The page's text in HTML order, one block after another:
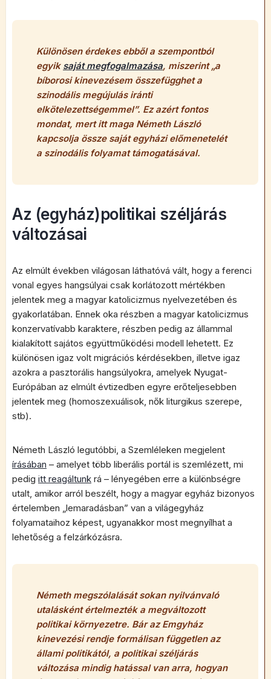
Különösen érdekes ebből a szempontból
egyik saját megfogalmazása, miszerint „a
bíborosi kinevezésem összefügghet a
szinodális megújulás iránti
elkötelezettségemmel”. Ez azért fontos
mondat, mert itt maga Németh László
kapcsolja össze saját egyházi előmenetelét
a szinodális folyamat támogatásával.
Az (egyház)politikai széljárás
változásai
Az elmúlt években világosan láthatóvá vált, hogy a ferenci
vonal egyes hangsúlyai csak korlátozott mértékben
jelentek meg a magyar katolicizmus nyelvezetében és
gyakorlatában. Ennek oka részben a magyar katolicizmus
konzervatívabb karaktere, részben pedig az állammal
kialakított sajátos együttműködési modell lehetett. Ez
különösen igaz volt migrációs kérdésekben, illetve igaz
azokra a pasztorális hangsúlyokra, amelyek Nyugat-
Európában az elmúlt évtizedben egyre erőteljesebben
jelentek meg (homoszexuálisok, nők liturgikus szerepe,
stb).
Németh László legutóbbi, a Szemléleken megjelent
írásában – amelyet több liberális portál is szemlézett, mi
pedig itt reagáltunk rá – lényegében erre a különbségre
utalt, amikor arról beszélt, hogy a magyar egyház bizonyos
értelemben „lemaradásban” van a világegyház
folyamataihoz képest, ugyanakkor most megnyílhat a
lehetőség a felzárkózásra.
Németh megszólalását sokan nyilvánvaló
utalásként értelmezték a megváltozott
politikai környezetre. Bár az Emgyház
kinevezési rendje formálisan független az
állami politikától, a politikai széljárás
változása mindig hatással van arra, hogyan